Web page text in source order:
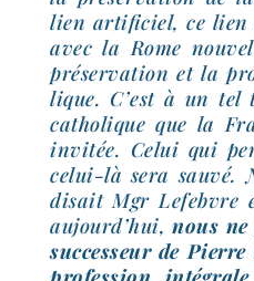
lien arti­fi­ciel, ce lien
avec la Rome
pré­ser­va­tion et la
lique. C’est à un tel
catho­lique que la
invi­tée. Celui qui
celui-​là sera sau­vé.
disait Mgr Lefebvre
aujourd’­hui,nous
suc­ces­seur de